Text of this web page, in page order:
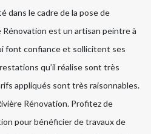
dans le cadre de la pose de
est un artisan peintre à
font confiance et sollicitent ses
qu’il réalise sont très
appliqués sont très raisonnables.
Rénovation. Profitez de
pour bénéficier de travaux de